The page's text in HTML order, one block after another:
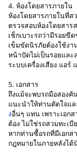
4. ห้องโดยสารภายใน
ห้องโดยสารภายในที่ส
ตรวจสอบห้องโดยสาร
เช็กเบาะรถว่ามีรอยขี
เข็มขัดนิรภัยต้องใช้งา
หน้าปัดไม่เป็นรอยและ
ระบบเครื่องเสียง แอร์
5. เอกสาร
ถึงแม้จะพบรถมือสอง
แนะนำให้ท่านตัดใจแล
งอื่นๆ แทน เพราะเอก
ต้อง ไม่ใช่รถสวมทะเ
หากท่านซื้อรถที่มีเอกส
กฎหมายในภายหลังได้